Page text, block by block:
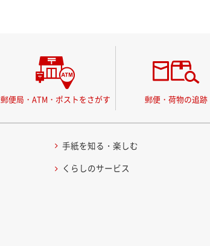
郵便局・ATM・ポストをさがす 郵便・荷物の追跡
手紙を知る・楽しむ
くらしのサービス